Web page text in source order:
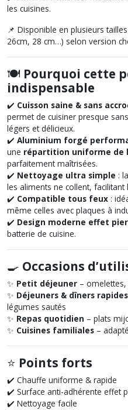
les cuisines.
📌 Disponible en plusieurs
26cm, 28 cm…) selon version
🍽️ Pourquoi cette
indispensable
✔️ Cuisson saine & sans
permet de cuisiner presque
légers et délicieux.
✔️ Aluminium forgé
une répartition uniforme de
parfaitement maîtrisées.
✔️ Nettoyage ultra simple :
les aliments ne collent, facilitant
✔️ Compatible tous feux :
même celles avec plaques à
✔️ Design moderne effet
batterie de cuisine.
🍳 Occasions
✨ Petit déjeuner – omelettes,
✨ Déjeuners & dîners rapides
légumes sautés
✨ Repas quotidien – plats
✨ Cuisines familiales –
⭐ Points forts
✔️ Chauffe uniforme & rapide
✔️ Surface anti-adhérente effet
✔️ Nettoyage facile